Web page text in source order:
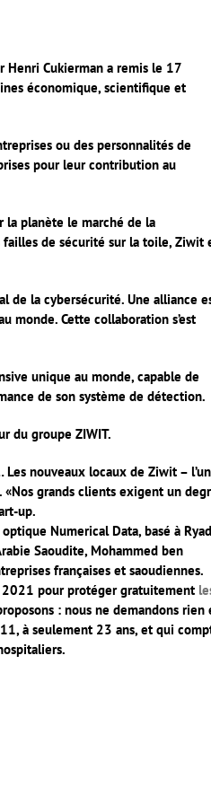
Henri Cukierman a remis le 17
économique, scientifique et
ou des personnalités de
pour leur contribution au
la planète le marché de la
de sécurité sur la toile, Ziwit
de la cybersécurité. Une alliance
monde. Cette collaboration s’est
unique au monde, capable de
de son système de détection.
du groupe ZIWIT.
Les nouveaux locaux de Ziwit –
grands clients exigent un
up.
Numerical Data, basé à
Saoudite, Mohammed ben
françaises et saoudiennes.
2021 pour protéger gratuitement
: nous ne demandons rien
à seulement 23 ans, et qui